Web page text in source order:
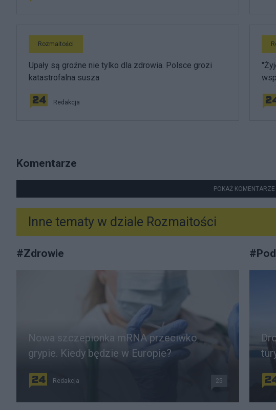
Rozmaitości
Upały są groźne nie tylko dla zdrowia. Polsce grozi
katastrofalna susza
Redakcja
Komentarze
POKAŻ KOMENTARZE
Inne tematy w dziale Rozmaitości
#Zdrowie
Nowa szczepionka mRNA przeciwko
grypie. Kiedy będzie w Europie?
Redakcja 25
#